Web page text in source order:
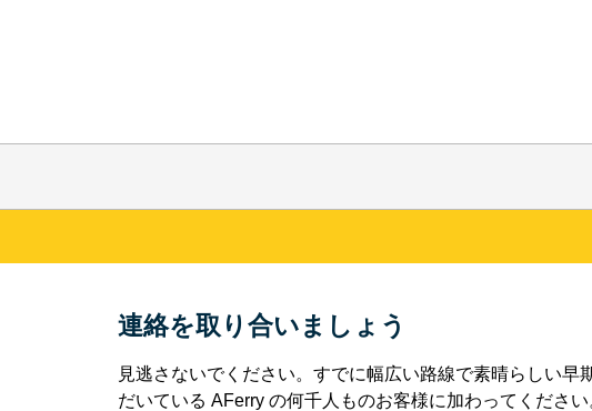
連絡を取り合いましょう
見逃さないでください。すでに幅広い路線で素晴らしい
だいている AFerry の何千人ものお客様に加わってください